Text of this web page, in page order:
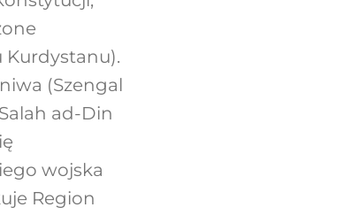
Kurdystanu).
(Szengal
ad-Din
wojska
Region